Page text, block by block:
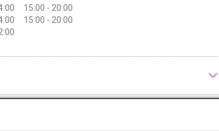
15:00 - 20:00
15:00 - 20:00